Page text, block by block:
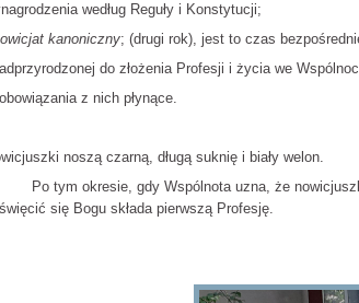
według Reguły i Konstytucji;
kanoniczny; (drugi rok), jest to czas
do złożenia Profesji i życia we
z nich płynące.
noszą czarną, długą suknię i biały welon.
tym okresie, gdy Wspólnota uzna, że nowicjuszka
się Bogu składa pierwszą Profesję.